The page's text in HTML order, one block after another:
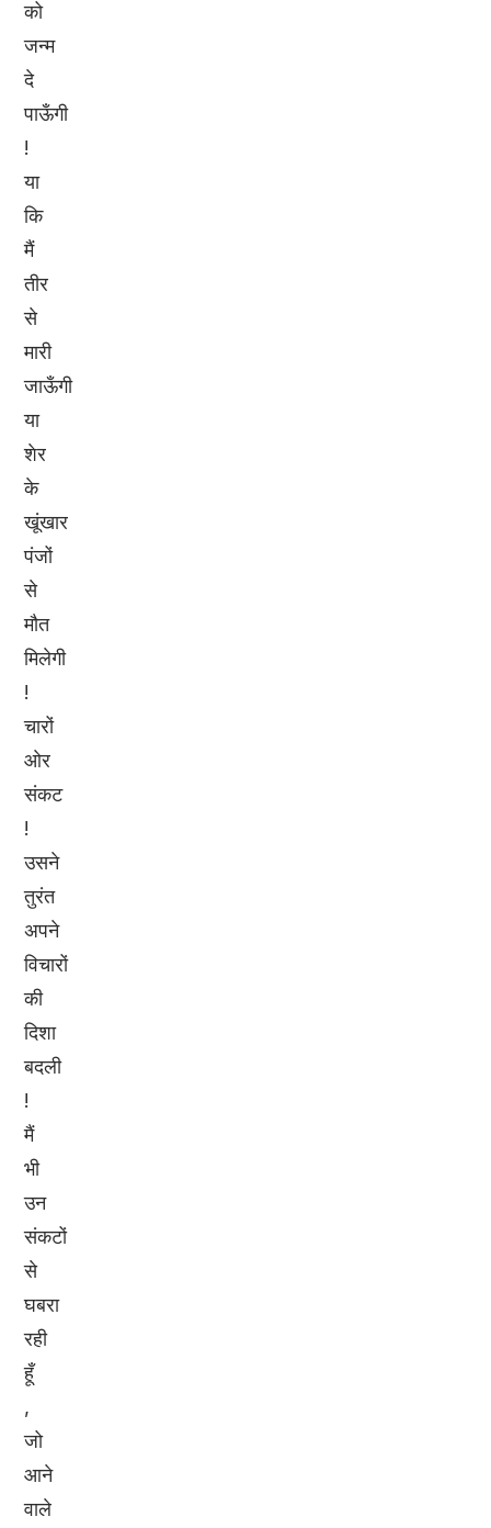
को
जन्म
दे
पाऊँगी
!
या
कि
मैं
तीर
से
मारी
जाऊँगी
या
शेर
के
खूंखार
पंजों
से
मौत
मिलेगी
!
चारों
ओर
संकट
!
उसने
तुरंत
अपने
विचारों
की
दिशा
बदली
!
मैं
भी
उन
संकटों
से
घबरा
रही
हूँ
,
जो
आने
वाले